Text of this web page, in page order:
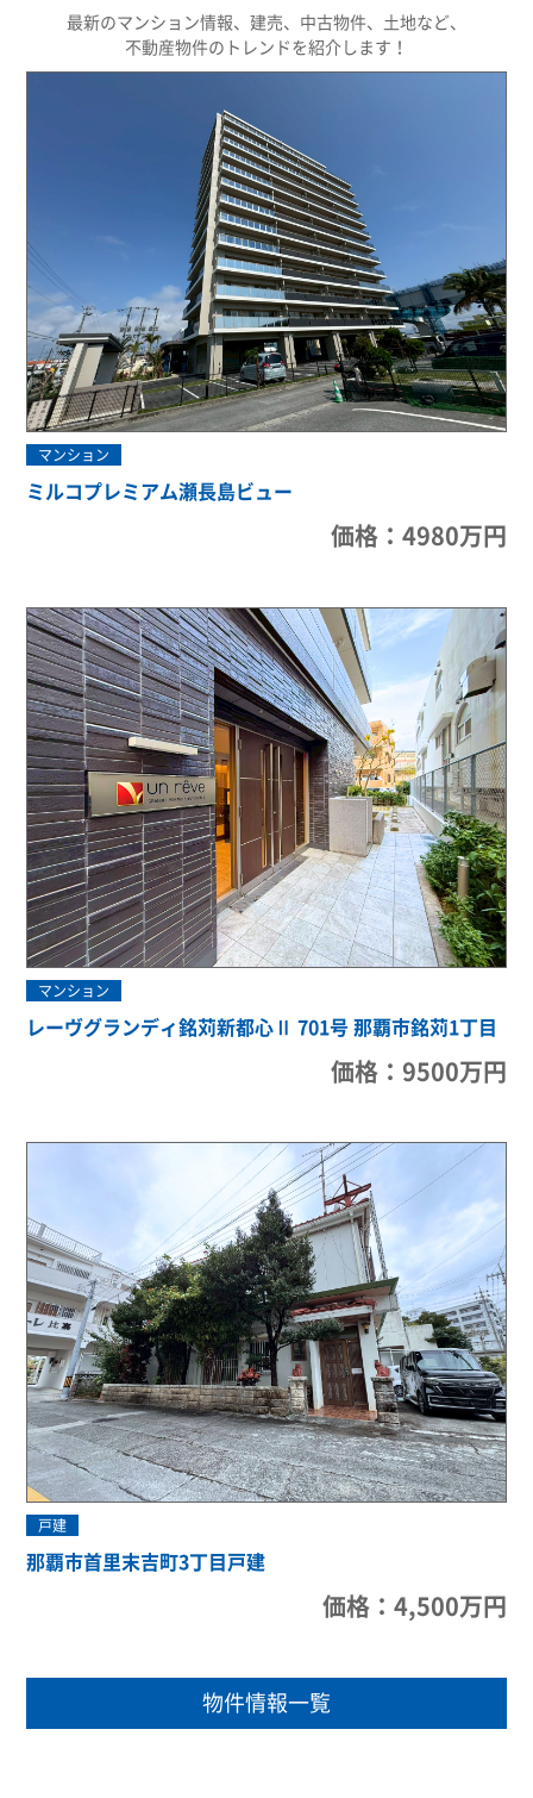
最新のマンション情報、建売、中古物件、土地など、
不動産物件のトレンドを紹介します！
マンション
ミルコプレミアム瀬長島ビュー
価格：4980万円
マンション
レーヴグランディ銘苅新都心Ⅱ 701号 那覇市銘苅1丁目
価格：9500万円
戸建
那覇市首里末吉町3丁目戸建
価格：4,500万円
物件情報一覧